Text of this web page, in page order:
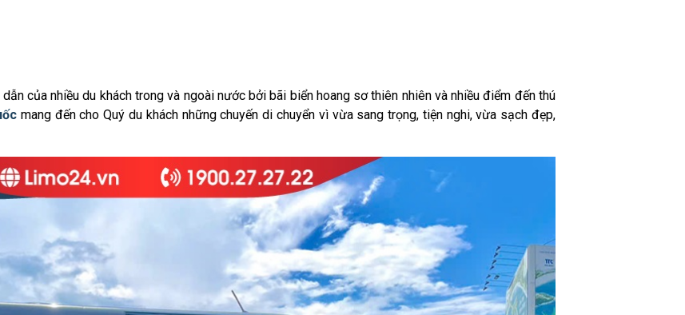
của nhiều du khách trong và ngoài nước bởi bãi biển hoang sơ thiên nhiên và nhiều điểm đến thú
mang đến cho Quý du khách những chuyến di chuyển vì vừa sang trọng, tiện nghi, vừa sạch đẹp,